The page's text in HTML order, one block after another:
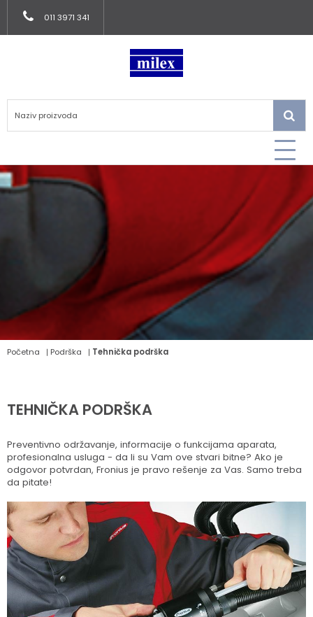
011 3971 341
Početna Podrška Tehnička podrška
TEHNIČKA PODRŠKA
Preventivno održavanje, informacije o funkcijama aparata,
profesionalna usluga - da li su Vam ove stvari bitne? Ako je
odgovor potvrdan, Fronius je pravo rešenje za Vas. Samo treba
da pitate!